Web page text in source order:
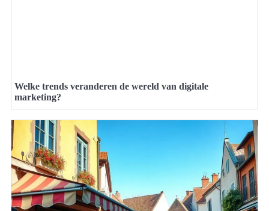
Welke trends veranderen de wereld van digitale
marketing?